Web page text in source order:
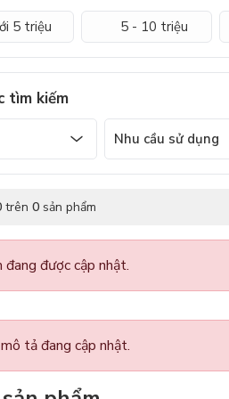
5 triệu 5 - 10 triệu
tìm kiếm
Nhu cầu sử dụng
trên 0 sản phẩm
đang được cập nhật.
tả đang cập nhật.